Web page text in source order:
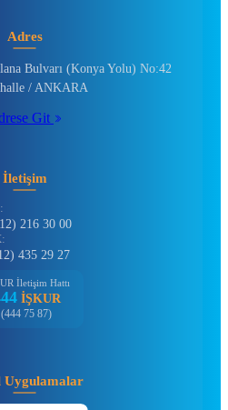
Adres
Bulvarı (Konya Yolu) No:42
/ ANKARA
Git
İletişim
216 30 00
435 29 27
İletişim Hattı
İŞKUR
(444 75 87)
Uygulamalar